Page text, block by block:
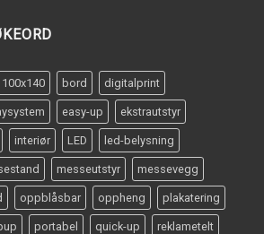
100x140 bord digitalprint
easy-up ekstrautstyr
interiør LED led-belysning
messeutstyr messevegg
oppblåsbar oppheng plakatering
portabel quick-up reklametelt